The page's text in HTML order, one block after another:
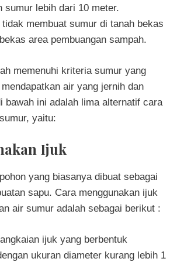
sumur lebih dari 10 meter.
membuat sumur di tanah bekas
area pembuangan sampah.
memenuhi kriteria sumur yang
air yang jernih dan
bawah ini adalah lima alternatif cara
yaitu:
Ijuk
yang biasanya dibuat sebagai
sapu. Cara menggunakan ijuk
air sumur adalah sebagai berikut :
ijuk yang berbentuk
ukuran diameter kurang lebih 1